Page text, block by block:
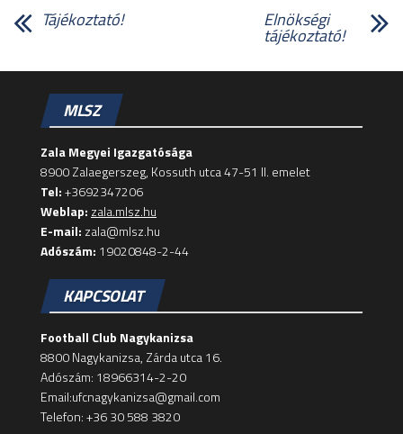
Tájékoztató! Elnökségi
tájékoztató!
MLSZ
Zala Megyei Igazgatósága
8900 Zalaegerszeg, Kossuth utca 47-51 II. emelet
Tel:+3692347206
Weblap: zala.mlsz.hu
E-mail: zala@mlsz.hu
Adószám: 19020848-2-44
KAPCSOLAT
Football Club Nagykanizsa
8800 Nagykanizsa, Zárda utca 16.
Adószám: 18966314-2-20
Email:ufcnagykanizsa@gmail.com
Telefon: +36 30 588 3820